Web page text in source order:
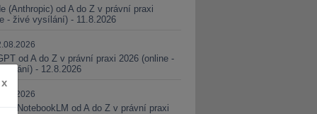
(Anthropic) od A do Z v právní praxi
- živé vysílání) - 11.8.2026
od A do Z v právní praxi 2026 (online -
- 12.8.2026
a NotebookLM od A do Z v právní praxi
x